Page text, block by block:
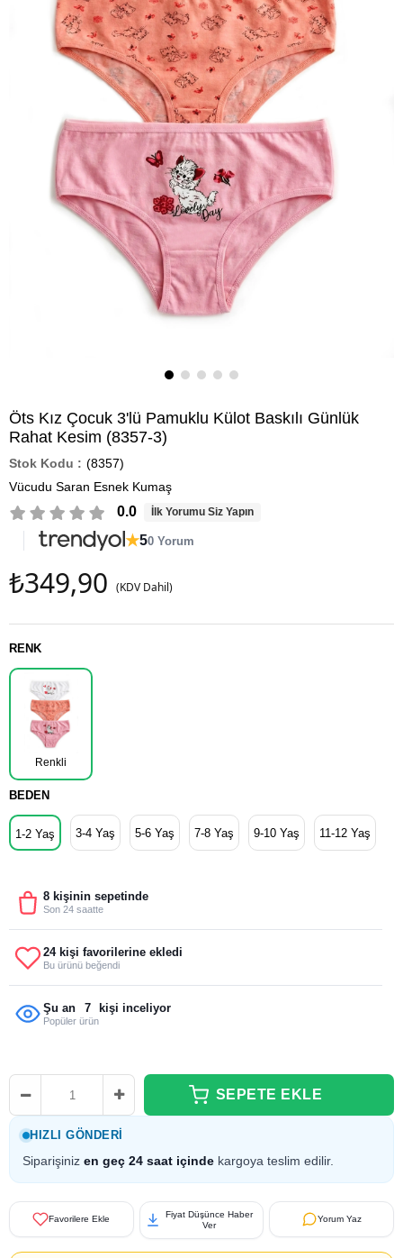
Öts Kız Çocuk 3'lü Pamuklu Külot Baskılı Günlük
Rahat Kesim (8357-3)
(8357)
Vücudu Saran Esnek Kumaş
0.0 İlk Yorumu Siz Yapın
★50 Yorum
₺349,90 (KDV Dahil)
RENK
Renkli
BEDEN
1-2 Yaş 3-4 Yaş 5-6 Yaş 7-8 Yaş 9-10 Yaş 11-12 Yaş
8 kişinin sepetinde
Son 24 saatte
24 kişi favorilerine ekledi
Bu ürünü beğendi
Şu an 7 kişi inceliyor
Popüler ürün
HIZLI GÖNDERI
Siparişiniz en geç 24 saat içinde kargoya teslim edilir.
Favorilere Ekle
Fiyat Düşünce Haber
Ver
Yorum Yaz